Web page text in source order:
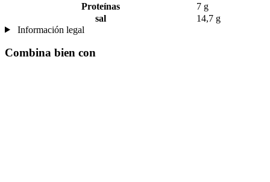
Proteínas
7 g
sal
14,7 g
Información legal
Combina bien con